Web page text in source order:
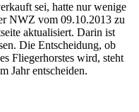
sei, hatte nur wenige
NWZ vom 09.10.2013 zu
aktualisiert. Darin ist
Die Entscheidung, ob
Fliegerhorstes wird, steht
Jahr entscheiden.